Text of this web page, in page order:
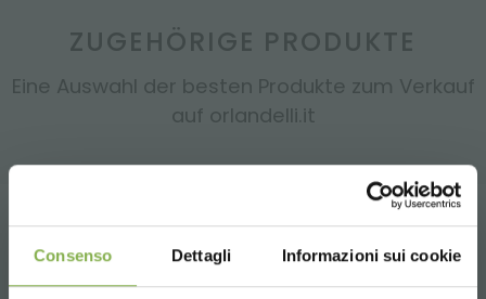
Consenso Dettagli Informazioni sui cookie
ZUGEHÖRIGE PRODUKTE
Eine Auswahl der besten Produkte zum Verkauf
auf orlandelli.it
teilen